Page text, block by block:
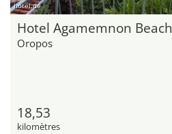
hotel.de
Hotel Agamemnon Beach
Oropos
18,53
kilomètres